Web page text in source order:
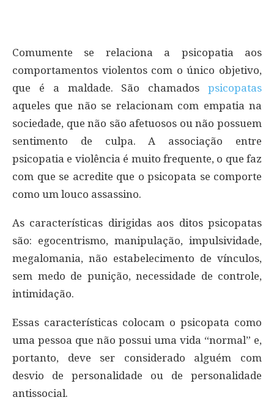
Comumente se relaciona a psicopatia aos
comportamentos violentos com o único objetivo,
que é a maldade. São chamados psicopatas
aqueles que não se relacionam com empatia na
sociedade, que não são afetuosos ou não possuem
sentimento de culpa. A associação entre
psicopatia e violência é muito frequente, o que faz
com que se acredite que o psicopata se comporte
como um louco assassino.
As características dirigidas aos ditos psicopatas
são: egocentrismo, manipulação, impulsividade,
megalomania, não estabelecimento de vínculos,
sem medo de punição, necessidade de controle,
intimidação.
Essas características colocam o psicopata como
uma pessoa que não possui uma vida “normal” e,
portanto, deve ser considerado alguém com
desvio de personalidade ou de personalidade
antissocial.